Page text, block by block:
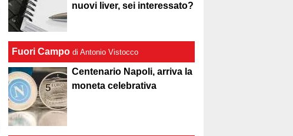
nuovi liver, sei interessato?
Fuori Campo di Antonio Vistocco
Centenario Napoli, arriva la
moneta celebrativa